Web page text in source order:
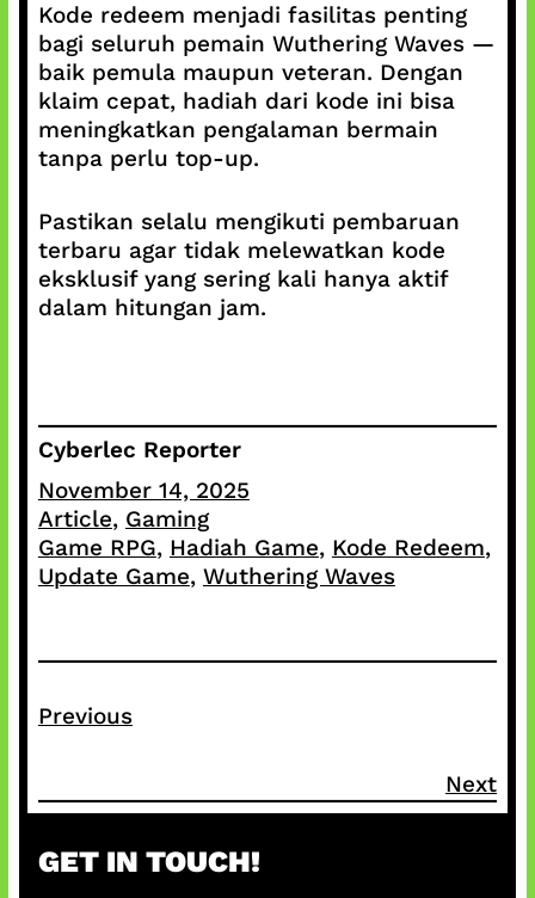
Kode redeem menjadi fasilitas penting
bagi seluruh pemain Wuthering Waves —
baik pemula maupun veteran. Dengan
klaim cepat, hadiah dari kode ini bisa
meningkatkan pengalaman bermain
tanpa perlu top-up.
Pastikan selalu mengikuti pembaruan
terbaru agar tidak melewatkan kode
eksklusif yang sering kali hanya aktif
dalam hitungan jam.
Cyberlec Reporter
November 14, 2025
Article, Gaming
Game RPG, Hadiah Game, Kode Redeem ,
Update Game, Wuthering Waves
Previous
Next
GET IN TOUCH!